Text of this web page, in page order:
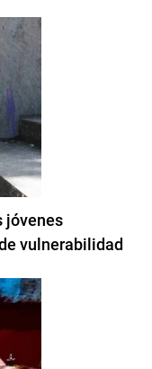
jóvenes
vulnerabilidad